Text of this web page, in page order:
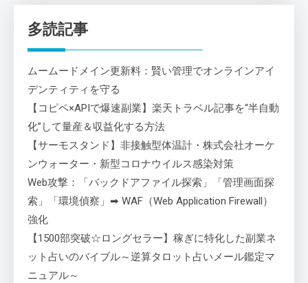
多読記事
ムームードメイン更新料：賢い管理でオンラインアイ
デンティティを守る
【コピペ×APIで爆速副業】楽天トラベル記事を“半自動
化”して量産＆収益化する方法
【サーモスタンド】非接触型体温計・株式会社オーケ
ンウォーター・新型コロナウイルス感染対策
Web攻撃：「バックドアファイル探索」「管理画面探
索」「環境偵察」➡ WAF（Web Application Firewall）
強化
【1500部突破☆ロングセラー】稼ぎに特化した副業ネ
ット占いのバイブル～逆算タロット占いメール鑑定マ
ニュアル～